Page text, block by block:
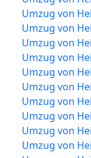
Umzug von
Umzug von
Umzug von
Umzug von
Umzug von
Umzug von
Umzug von
Umzug von
Umzug von
Umzug von